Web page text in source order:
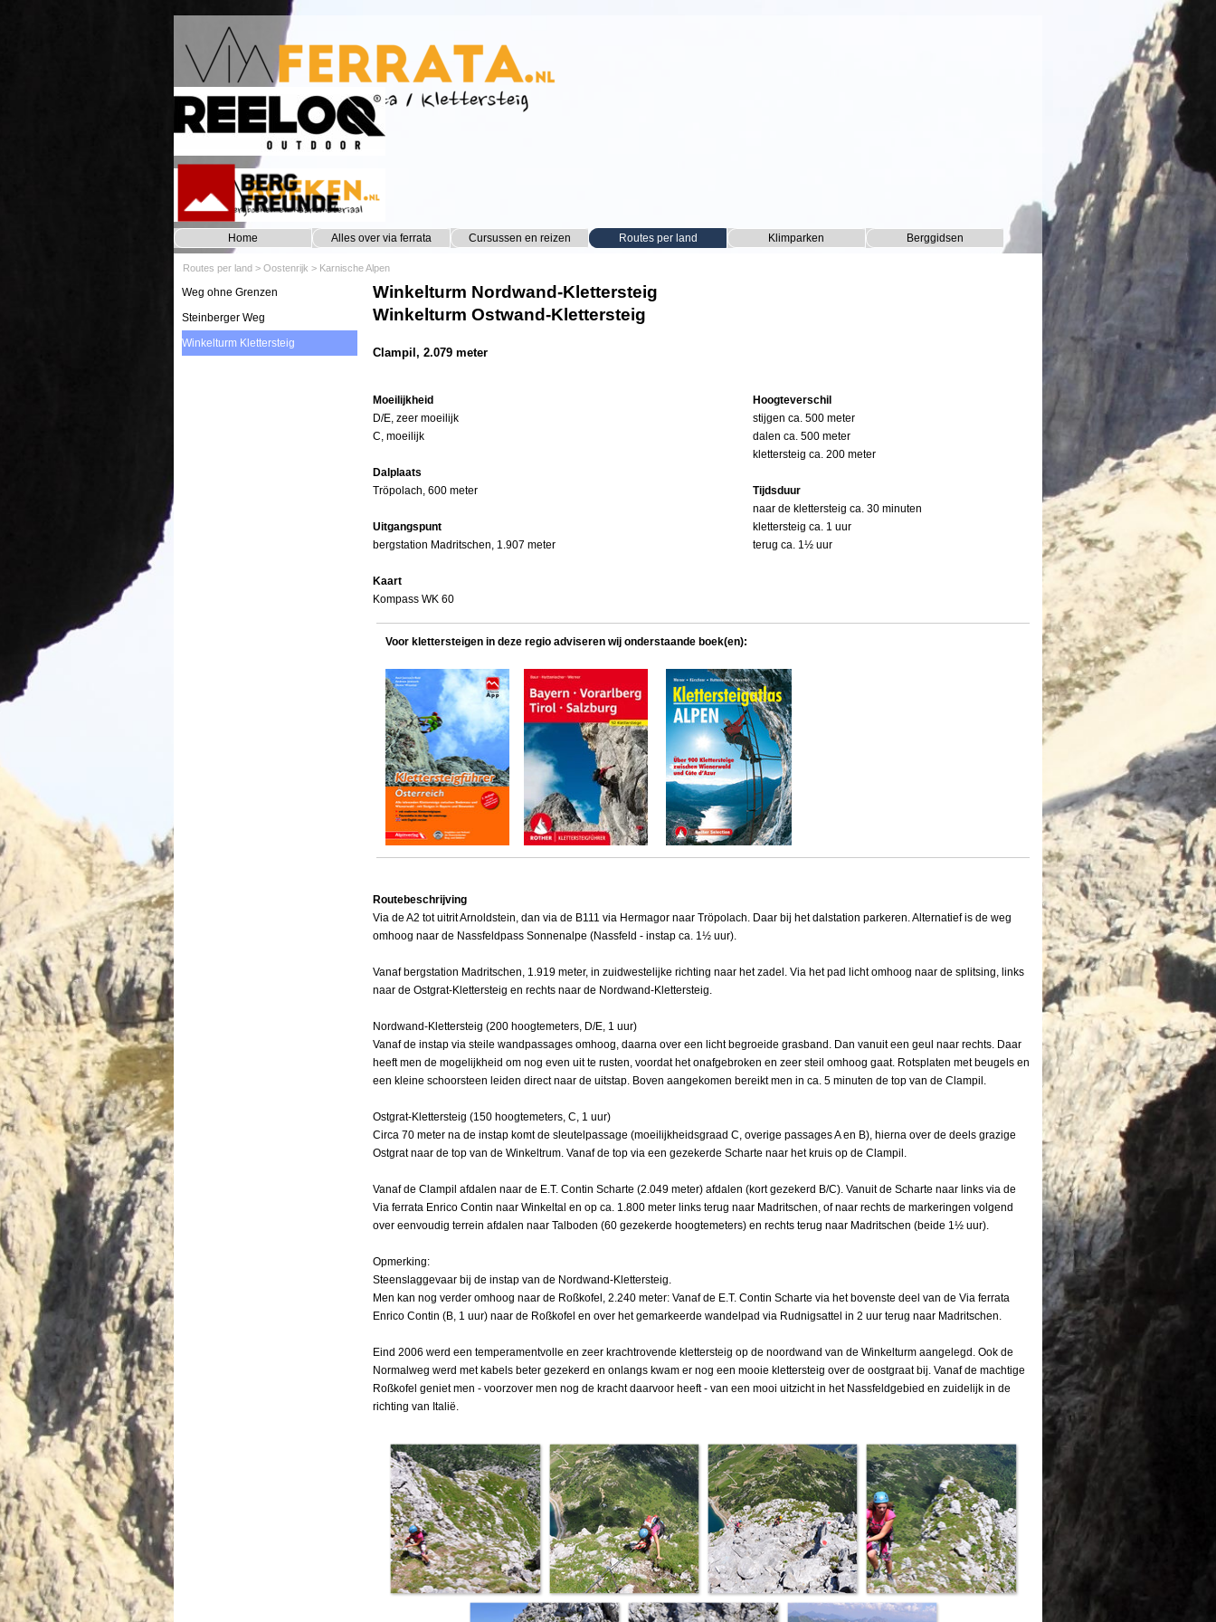
Menu overslaan
Home Alles over via ferrata ▼
Cursussen en reizen ▼
Routes per land ▼
Klimparken ▼
Berggidsen ▼
Routes per land >Oostenrijk > Karnische Alpen
Weg ohne Grenzen
Steinberger Weg
Winkelturm Klettersteig
Winkelturm Nordwand-Klettersteig
Winkelturm Ostwand-Klettersteig
Clampil, 2.079 meter
Moeilijkheid
D/E, zeer moeilijk
C, moeilijk
Dalplaats
Tröpolach, 600 meter
Uitgangspunt
bergstation Madritschen, 1.907 meter
Kaart
Kompass WK 60
Hoogteverschil
stijgen ca. 500 meter
dalen ca. 500 meter
klettersteig ca. 200 meter
Tijdsduur
naar de klettersteig ca. 30 minuten
klettersteig ca. 1 uur
terug ca. 1½ uur
Voor klettersteigen in deze regio adviseren wij onderstaande boek(en):
Routebeschrijving
Via de A2 tot uitrit Arnoldstein, dan via de B111 via Hermagor naar Tröpolach. Daar bij het dalstation parkeren. Alternatief is de weg
omhoog naar de Nassfeldpass Sonnenalpe (Nassfeld - instap ca. 1½ uur).
Vanaf bergstation Madritschen, 1.919 meter, in zuidwestelijke richting naar het zadel. Via het pad licht omhoog naar de splitsing, links
naar de Ostgrat-Klettersteig en rechts naar de Nordwand-Klettersteig.
Nordwand-Klettersteig (200 hoogtemeters, D/E, 1 uur)
Vanaf de instap via steile wandpassages omhoog, daarna over een licht begroeide grasband. Dan vanuit een geul naar rechts. Daar
heeft men de mogelijkheid om nog even uit te rusten, voordat het onafgebroken en zeer steil omhoog gaat. Rotsplaten met beugels en
een kleine schoorsteen leiden direct naar de uitstap. Boven aangekomen bereikt men in ca. 5 minuten de top van de Clampil.
Ostgrat-Klettersteig (150 hoogtemeters, C, 1 uur)
Circa 70 meter na de instap komt de sleutelpassage (moeilijkheidsgraad C, overige passages A en B), hierna over de deels grazige
Ostgrat naar de top van de Winkeltrum. Vanaf de top via een gezekerde Scharte naar het kruis op de Clampil.
Vanaf de Clampil afdalen naar de E.T. Contin Scharte (2.049 meter) afdalen (kort gezekerd B/C). Vanuit de Scharte naar links via de
Via ferrata Enrico Contin naar Winkeltal en op ca. 1.800 meter links terug naar Madritschen, of naar rechts de markeringen volgend
over eenvoudig terrein afdalen naar Talboden (60 gezekerde hoogtemeters) en rechts terug naar Madritschen (beide 1½ uur).
Opmerking:
Steenslaggevaar bij de instap van de Nordwand-Klettersteig.
Men kan nog verder omhoog naar de Roßkofel, 2.240 meter: Vanaf de E.T. Contin Scharte via het bovenste deel van de Via ferrata
Enrico Contin (B, 1 uur) naar de Roßkofel en over het gemarkeerde wandelpad via Rudnigsattel in 2 uur terug naar Madritschen.
Eind 2006 werd een temperamentvolle en zeer krachtrovende klettersteig op de noordwand van de Winkelturm aangelegd. Ook de
Normalweg werd met kabels beter gezekerd en onlangs kwam er nog een mooie klettersteig over de oostgraat bij. Vanaf de machtige
Roßkofel geniet men - voorzover men nog de kracht daarvoor heeft - van een mooi uitzicht in het Nassfeldgebied en zuidelijk in de
richting van Italië.